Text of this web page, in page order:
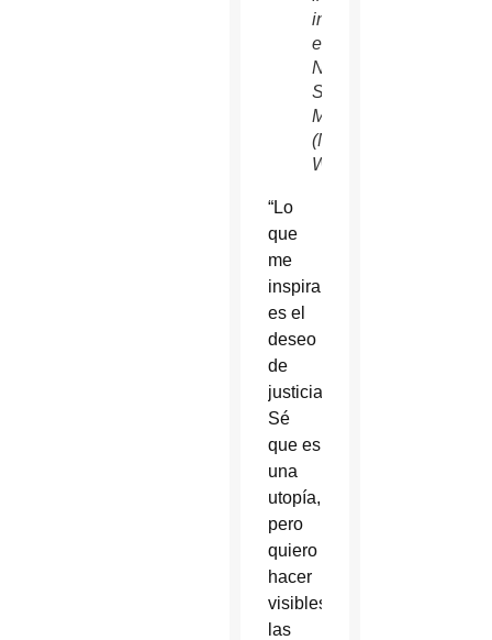
internacional
en
Nogales,
Sonora,
México.
(Nancy
Wiechec/CNS)
“Lo
que
me
inspira
es el
deseo
de
justicia.
Sé
que es
una
utopía,
pero
quiero
hacer
visibles
las